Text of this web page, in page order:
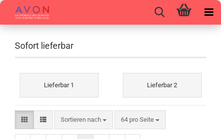
Sofort lieferbar
Lieferbar 1 Lieferbar 2
Sortieren nach
Sortieren nach 64 pro Seite
pro Seite